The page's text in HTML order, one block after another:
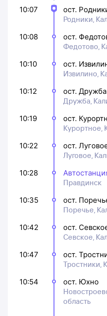
10:07
ост.
Родники,
10:08
ост.
Федотово,
10:10
ост.
Извилино,
10:12
ост. Дружба
Дружба,
10:19
ост.
Курортное,
10:22
ост.
Луговое,
10:28
Правдинск
10:35
ост.
Поречье,
10:42
ост.
Севское,
10:47
ост.
Тростники,
10:54
ост. Юхно
область